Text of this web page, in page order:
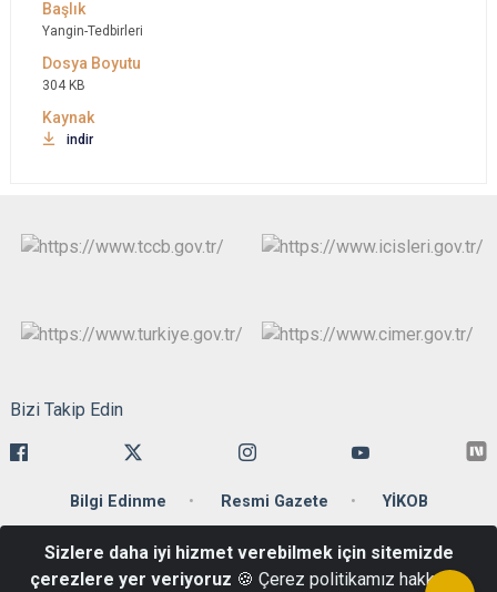
Yangin-Tedbirleri
304 KB
indir
Bizi Takip Edin
Bilgi Edinme Resmi Gazete YİKOB
Ankara Caddesi 34110 Cağaloğlu-Fatih/İstanbul
Sizlere daha iyi hizmet verebilmek için sitemizde
çerezlere yer veriyoruz 🍪 Çerez politikamız hakkında